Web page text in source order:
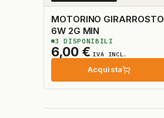
MOTORINO GIRARROSTO
6W 2G MIN
6,00 € IVA INCL.
Acquista
3 DISPONIBILI